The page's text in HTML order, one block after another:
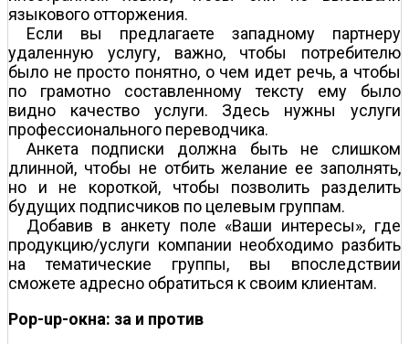
языкового отторжения.
Если вы предлагаете западному партнеру
удаленную услугу, важно, чтобы потребителю
было не просто понятно, о чем идет речь, а чтобы
по грамотно составленному тексту ему было
видно качество услуги. Здесь нужны услуги
профессионального переводчика.
Анкета подписки должна быть не слишком
длинной, чтобы не отбить желание ее заполнять,
но и не короткой, чтобы позволить разделить
будущих подписчиков по целевым группам.
Добавив в анкету поле «Ваши интересы», где
продукцию/услуги компании необходимо разбить
на тематические группы, вы впоследствии
сможете адресно обратиться к своим клиентам.
Pop-up-окна: за и против